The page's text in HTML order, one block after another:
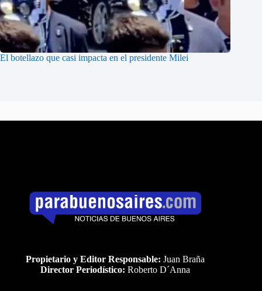
El botellazo que casi impacta en el presidente Milei
Propietario y Editor Responsable: Juan Braña
Director Periodístico: Roberto D´Anna